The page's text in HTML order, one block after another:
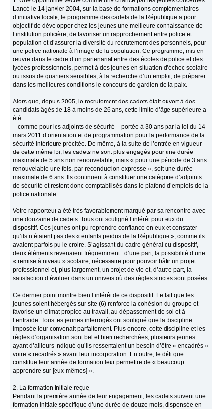
Lancé le 14 janvier 2004, sur la base de formations complémentaires
d’initiative locale, le programme des cadets de la République a pour
objectif de développer chez les jeunes une meilleure connaissance de
l’institution policière, de favoriser un rapprochement entre police et
population et d’assurer la diversité du recrutement des personnels, pour
une police nationale à l’image de la population. Ce programme, mis en
œuvre dans le cadre d’un partenariat entre des écoles de police et des
lycées professionnels, permet à des jeunes en situation d’échec scolaire
ou issus de quartiers sensibles, à la recherche d’un emploi, de préparer
dans les meilleures conditions le concours de gardien de la paix.
Alors que, depuis 2005, le recrutement des cadets était ouvert à des
candidats âgés de 18 à moins de 26 ans, cette limite d’âge supérieure a
été
– comme pour les adjoints de sécurité – portée à 30 ans par la loi du 14
mars 2011 d’orientation et de programmation pour la performance de la
sécurité intérieure précitée. De même, à la suite de l’entrée en vigueur
de cette même loi, les cadets ne sont plus engagés pour une durée
maximale de 5 ans non renouvelable, mais « pour une période de 3 ans
renouvelable une fois, par reconduction expresse », soit une durée
maximale de 6 ans. Ils continuent à constituer une catégorie d’adjoints
de sécurité et restent donc comptabilisés dans le plafond d’emplois de la
police nationale.
Votre rapporteur a été très favorablement marqué par sa rencontre avec
une douzaine de cadets. Tous ont souligné l’intérêt pour eux du
dispositif. Ces jeunes ont pu reprendre confiance en eux et constater
qu’ils n’étaient pas des « enfants perdus de la République », comme ils
avaient parfois pu le croire. S’agissant du cadre général du dispositif,
deux éléments revenaient fréquemment : d’une part, la possibilité d’une
« remise à niveau » scolaire, nécessaire pour pouvoir bâtir un projet
professionnel et, plus largement, un projet de vie et, d’autre part, la
satisfaction d’évoluer dans un univers où des règles strictes sont posées.
Ce dernier point montre bien l’intérêt de ce dispositif. Le fait que les
jeunes soient hébergés sur site (6) renforce la cohésion du groupe et
favorise un climat propice au travail, au dépassement de soi et à
l’entraide. Tous les jeunes interrogés ont souligné que la discipline
imposée leur convenait parfaitement. Plus encore, cette discipline et les
règles d’organisation sont bel et bien recherchées, plusieurs jeunes
ayant d’ailleurs indiqué qu’ils ressentaient un besoin d’être « encadrés »
voire « recadrés » avant leur incorporation. En outre, le défi que
constitue leur année de formation leur permettre de « beaucoup
apprendre sur [eux-mêmes] ».
2. La formation initiale reçue
Pendant la première année de leur engagement, les cadets suivent une
formation initiale spécifique d’une durée de douze mois, dispensée en